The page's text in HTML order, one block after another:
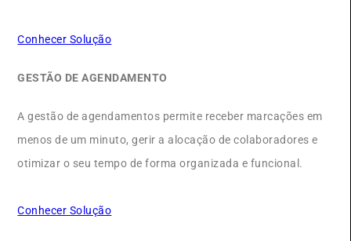
Conhecer Solução
GESTÃO DE AGENDAMENTO
A gestão de agendamentos permite receber marcações em
menos de um minuto, gerir a alocação de colaboradores e
otimizar o seu tempo de forma organizada e funcional.
Conhecer Solução